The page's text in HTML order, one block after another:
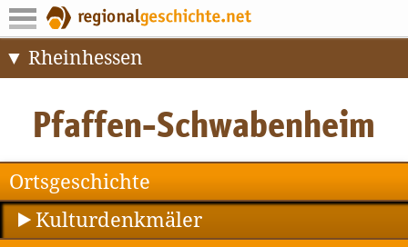
Rheinhessen
Ortsgeschichte
Kulturdenkmäler